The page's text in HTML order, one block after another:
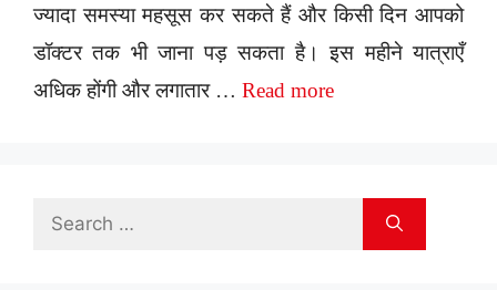
ज्यादा समस्या महसूस कर सकते हैं और किसी दिन आपको
डॉक्टर तक भी जाना पड़ सकता है। इस महीने यात्राएँ
अधिक होंगी और लगातार … Read more
Search